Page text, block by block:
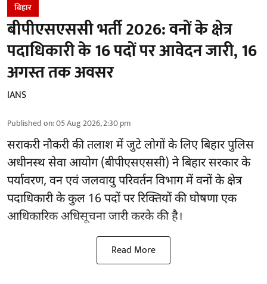
बिहार
बीपीएसएससी भर्ती 2026: वनों के क्षेत्र
पदाधिकारी के 16 पदों पर आवेदन जारी, 16
अगस्त तक अवसर
IANS
Published on:05 Aug 2026, 2:30 pm
सराकरी नौकरी की तलाश में जुटे लोगों के लिए बिहार पुलिस
अधीनस्थ सेवा आयोग (बीपीएसएससी) ने बिहार सरकार के
पर्यावरण, वन एवं जलवायु परिवर्तन विभाग में वनों के क्षेत्र
पदाधिकारी के कुल 16 पदों पर रिक्तियों की घोषणाएक
आधिकारिक अधिसूचना जारी करके की है।
Read More